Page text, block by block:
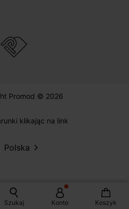
Szukaj Konto Koszyk
Promod © 2026
klikając na link
Polska